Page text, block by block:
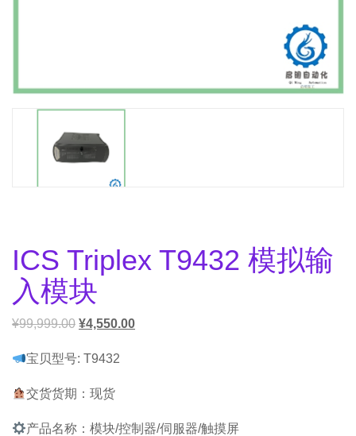
ICS Triplex T9432 模拟输
入模块
¥99,999.00 ¥4,550.00
宝贝型号: T9432
交货货期：现货
产品名称：模块/控制器/伺服器/触摸屏